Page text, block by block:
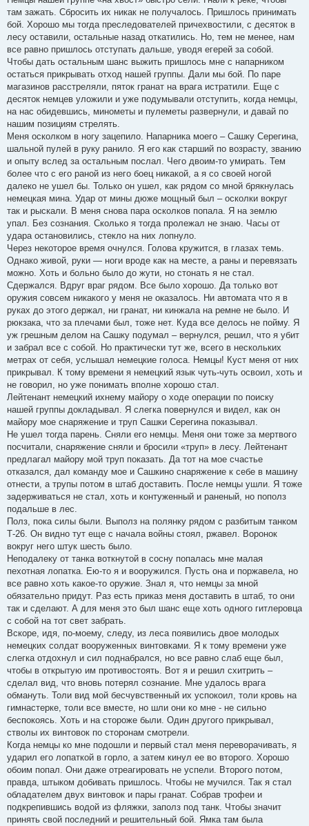
там зажать. Сбросить их никак не получалось. Пришлось принимать
бой. Хорошо мы тогда преследователей причехвостили, с десяток в
лесу оставили, остальные назад откатились. Но, тем не менее, нам
все равно пришлось отступать дальше, уводя егерей за собой.
Чтобы дать остальным шанс выжить пришлось мне с напарником
остаться прикрывать отход нашей группы. Дали мы бой. По паре
магазинов расстреляли, пяток гранат на врага истратили. Еще с
десяток немцев уложили и уже подумывали отступить, когда немцы,
на нас обидевшись, минометы и пулеметы развернули, и давай по
нашим позициям стрелять.
Меня осколком в ногу зацепило. Напарника моего – Сашку Серегина,
шальной пулей в руку ранило. Я его как старший по возрасту, званию
и опыту вслед за остальным послал. Чего двоим-то умирать. Тем
более что с его раной из него боец никакой, а я со своей ногой
далеко не ушел бы. Только он ушел, как рядом со мной брякнулась
немецкая мина. Удар от мины дюже мощный был – осколки вокруг
так и рыскали. В меня снова пара осколков попала. Я на землю
упал. Без сознания. Сколько я тогда пролежал не знаю. Часы от
удара остановились, стекло на них лопнуло.
Через некоторое время очнулся. Голова кружится, в глазах темь.
Однако живой, руки — ноги вроде как на месте, а раны и перевязать
можно. Хоть и больно было до жути, но стонать я не стал.
Сдержался. Вдруг враг рядом. Все было хорошо. Да только вот
оружия совсем никакого у меня не оказалось. Ни автомата что я в
руках до этого держал, ни гранат, ни кинжала на ремне не было. И
рюкзака, что за плечами был, тоже нет. Куда все делось не пойму. Я
уж грешным делом на Сашку подумал – вернулся, решил, что я убит
и забрал все с собой. Но практически тут же, всего в нескольких
метрах от себя, услышал немецкие голоса. Немцы! Куст меня от них
прикрывал. К тому времени я немецкий язык чуть-чуть освоил, хоть и
не говорил, но уже понимать вполне хорошо стал.
Лейтенант немецкий ихнему майору о ходе операции по поиску
нашей группы докладывал. Я слегка повернулся и видел, как он
майору мое снаряжение и труп Сашки Серегина показывал.
Не ушел тогда парень. Сняли его немцы. Меня они тоже за мертвого
посчитали, снаряжение сняли и бросили «труп» в лесу. Лейтенант
предлагал майору мой труп показать. Да тот на мое счастье
отказался, дал команду мое и Сашкино снаряжение к себе в машину
отнести, а трупы потом в штаб доставить. После немцы ушли. Я тоже
задерживаться не стал, хоть и контуженный и раненый, но пополз
подальше в лес.
Полз, пока силы были. Выполз на полянку рядом с разбитым танком
Т-26. Он видно тут еще с начала войны стоял, ржавел. Воронок
вокруг него штук шесть было.
Неподалеку от танка воткнутой в сосну попалась мне малая
пехотная лопатка. Ею-то я и вооружился. Пусть она и поржавела, но
все равно хоть какое-то оружие. Знал я, что немцы за мной
обязательно придут. Раз есть приказ меня доставить в штаб, то они
так и сделают. А для меня это был шанс еще хоть одного гитлеровца
с собой на тот свет забрать.
Вскоре, идя, по-моему, следу, из леса появились двое молодых
немецких солдат вооруженных винтовками. Я к тому времени уже
слегка отдохнул и сил поднабрался, но все равно слаб еще был,
чтобы в открытую им противостоять. Вот я и решил схитрить –
сделал вид, что вновь потерял сознание. Мне удалось врага
обмануть. Толи вид мой бесчувственный их успокоил, толи кровь на
гимнастерке, толи все вместе, но шли они ко мне - не сильно
беспокоясь. Хоть и на стороже были. Один другого прикрывал,
стволы их винтовок по сторонам смотрели.
Когда немцы ко мне подошли и первый стал меня переворачивать, я
ударил его лопаткой в горло, а затем кинул ее во второго. Хорошо
обоим попал. Они даже отреагировать не успели. Второго потом,
правда, штыком добивать пришлось. Чтобы не мучился. Так я стал
обладателем двух винтовок и пары гранат. Собрав трофеи и
подкрепившись водой из фляжки, заполз под танк. Чтобы значит
принять свой последний и решительный бой. Ямка там была